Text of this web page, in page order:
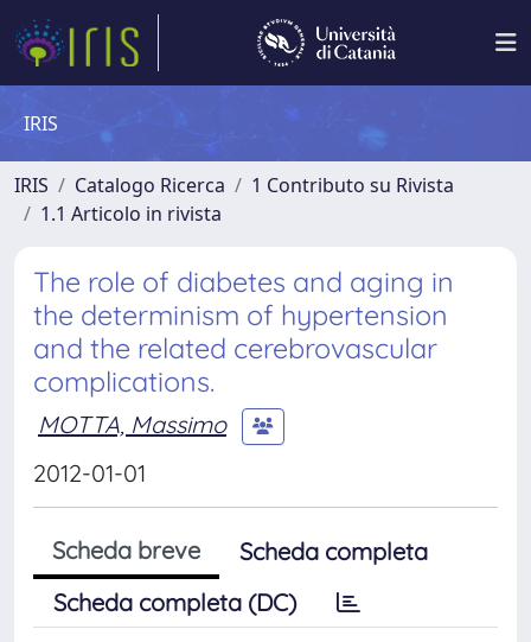
IRIS
IRIS Catalogo Ricerca
1 Contributo su Rivista
1.1 Articolo in rivista
The role of diabetes and aging in
the determinism of hypertension
and the related cerebrovascular
complications.
MOTTA, Massimo
2012-01-01
Scheda breve
Scheda completa
Scheda completa (DC)